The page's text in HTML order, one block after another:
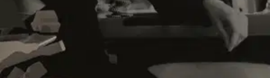
Anna palautetta ,Avautuu uuteen välilehteen
Verkkokauppa